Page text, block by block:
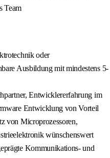
Team
oder
Ausbildung mit mindestens 5-
Entwicklererfahrung im
Entwicklung von Vorteil
von Microprozessoren,
wünschenswert
Kommunikations- und